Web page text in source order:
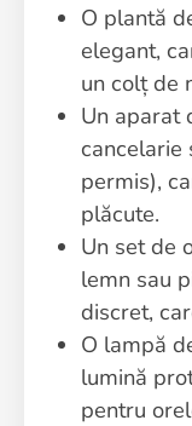
O plantă
elegant,
un colț de
Un aparat
cancelarie
permis),
plăcute.
Un set de
lemn sau
discret,
O lampă
lumină
pentru